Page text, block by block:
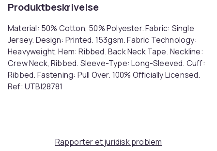
Produktbeskrivelse
Material: 50% Cotton, 50% Polyester. Fabric: Single
Jersey. Design: Printed. 153gsm. Fabric Technology:
Heavyweight. Hem: Ribbed. Back Neck Tape. Neckline:
Crew Neck, Ribbed. Sleeve-Type: Long-Sleeved. Cuff:
Ribbed. Fastening: Pull Over. 100% Officially Licensed.
Ref: UTBI28781
Rapporter et juridisk problem